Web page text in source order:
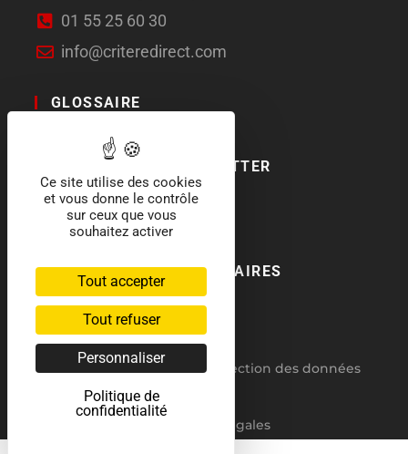
01 55 25 60 30
info@criteredirect.com
GLOSSAIRE
LE BLOG
ABONNEMENT NEWSLETTER
SOCIAL MEDIA
NOS LABELS ET PARTENAIRES
RGPD : politique de protection des données
Mentions légales
Ce site utilise des cookies
et vous donne le contrôle
sur ceux que vous
souhaitez activer
Tout accepter
Tout refuser
Personnaliser
Politique de
confidentialité